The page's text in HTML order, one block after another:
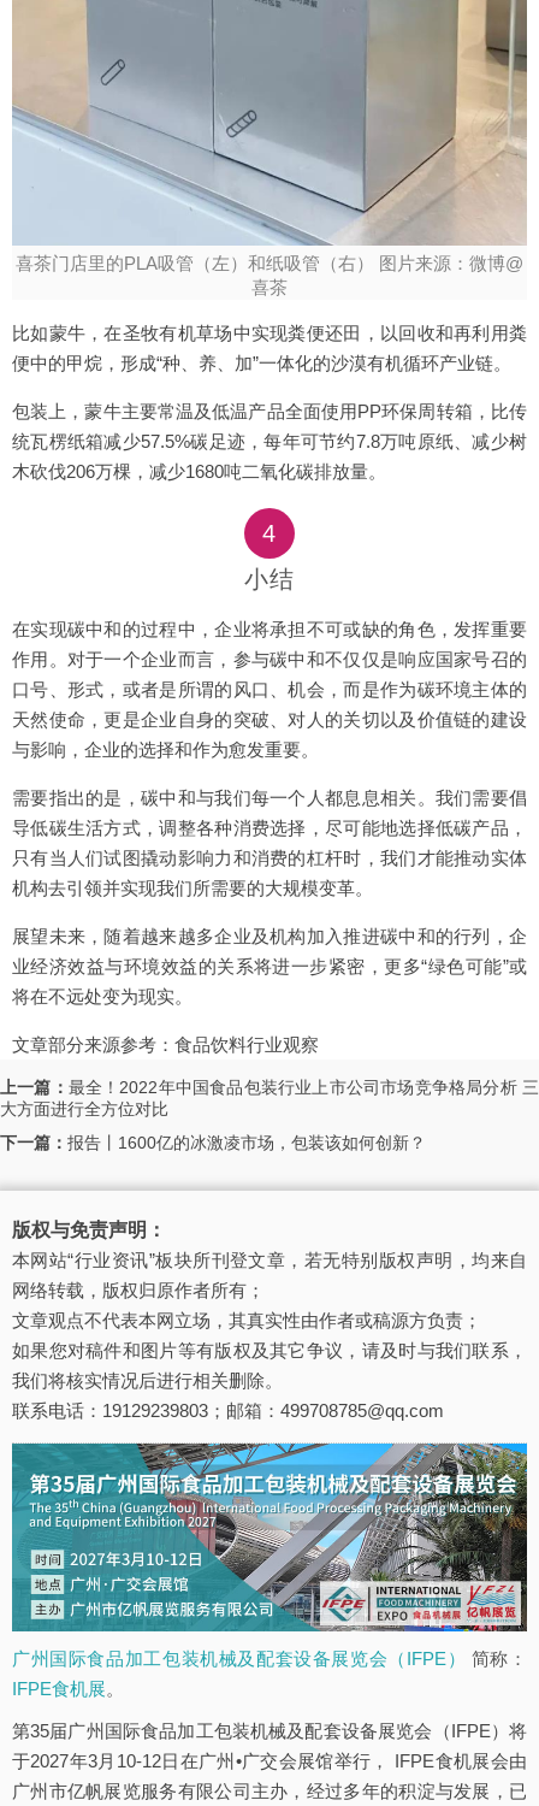
喜茶门店里的PLA吸管（左）和纸吸管（右） 图片来源：微博@
喜茶
比如蒙牛，在圣牧有机草场中实现粪便还田，以回收和再利用粪
便中的甲烷，形成“种、养、加”一体化的沙漠有机循环产业链。
包装上，蒙牛主要常温及低温产品全面使用PP环保周转箱，比传
统瓦楞纸箱减少57.5%碳足迹，每年可节约7.8万吨原纸、减少树
木砍伐206万棵，减少1680吨二氧化碳排放量。
4
小结
在实现碳中和的过程中，企业将承担不可或缺的角色，发挥重要
作用。对于一个企业而言，参与碳中和不仅仅是响应国家号召的
口号、形式，或者是所谓的风口、机会，而是作为碳环境主体的
天然使命，更是企业自身的突破、对人的关切以及价值链的建设
与影响，企业的选择和作为愈发重要。
需要指出的是，碳中和与我们每一个人都息息相关。我们需要倡
导低碳生活方式，调整各种消费选择，尽可能地选择低碳产品，
只有当人们试图撬动影响力和消费的杠杆时，我们才能推动实体
机构去引领并实现我们所需要的大规模变革。
展望未来，随着越来越多企业及机构加入推进碳中和的行列，企
业经济效益与环境效益的关系将进一步紧密，更多“绿色可能”或
将在不远处变为现实。
文章部分来源参考：食品饮料行业观察
上一篇： 最全！2022年中国食品包装行业上市公司市场竞争格局分析 三
大方面进行全方位对比
下一篇： 报告丨1600亿的冰激凌市场，包装该如何创新？
版权与免责声明：
本网站“行业资讯”板块所刊登文章，若无特别版权声明，均来自
网络转载，版权归原作者所有；
文章观点不代表本网立场，其真实性由作者或稿源方负责；
如果您对稿件和图片等有版权及其它争议，请及时与我们联系，
我们将核实情况后进行相关删除。
联系电话：19129239803；邮箱：499708785@qq.com
广州国际食品加工包装机械及配套设备展览会（IFPE）
简称：
IFPE食机展。
第35届广州国际食品加工包装机械及配套设备展览会（IFPE）将
于2027年3月10-12日在广州•广交会展馆举行， IFPE食机展会由
广州市亿帆展览服务有限公司主办，经过多年的积淀与发展，已